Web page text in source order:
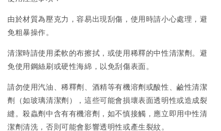
由於材質為壓克力，容易出現刮傷，使用時請小心處理，避
免粗暴操作。
清潔時請使用柔軟的布擦拭，或使用稀釋的中性清潔劑。避
免使用鋼絲刷或硬性海綿，以免刮傷表面。
請勿使用汽油、稀釋劑、酒精等有機溶劑或酸性、鹼性清潔
劑（如玻璃清潔劑），這些可能會損壞表面透明性或造成裂
縫。殺蟲劑中含有有機溶劑，如不慎接觸，應立即用中性清
潔劑清洗，否則可能會影響透明性或產生裂紋。